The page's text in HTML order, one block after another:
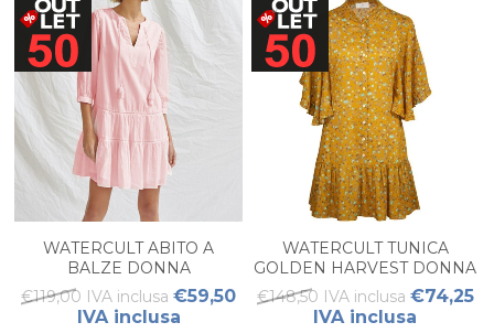
WATERCULT ABITO A
BALZE DONNA
€119,00 IVA inclusa €59,50
IVA inclusa
WATERCULT TUNICA
GOLDEN HARVEST DONNA
€148,50 IVA inclusa €74,25
IVA inclusa